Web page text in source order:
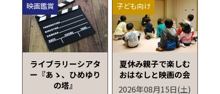
映画鑑賞
ライブラリーシアタ
ー『あゝ、ひめゆり
の塔』
子ども向け
夏休み親子で楽しむ
おはなしと映画の会
2026年08月15日(土)